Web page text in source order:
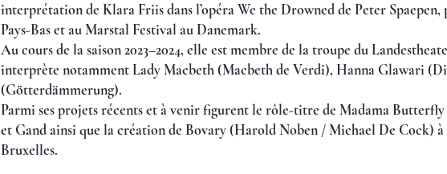
interprétation de Klara Friis dans l’opéra We the Drowned de Peter
Pays-Bas et au Marstal Festival au Danemark.
Au cours de la saison 2023–2024, elle est membre de la troupe du
interprète notamment Lady Macbeth (Macbeth de Verdi), Hanna Glawari
(Götterdämmerung).
Parmi ses projets récents et à venir figurent le rôle-titre de Madama Butterfly
et Gand ainsi que la création de Bovary (Harold Noben / Michael De Cock) à
Bruxelles.